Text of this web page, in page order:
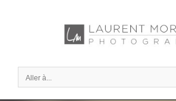
Aller à...